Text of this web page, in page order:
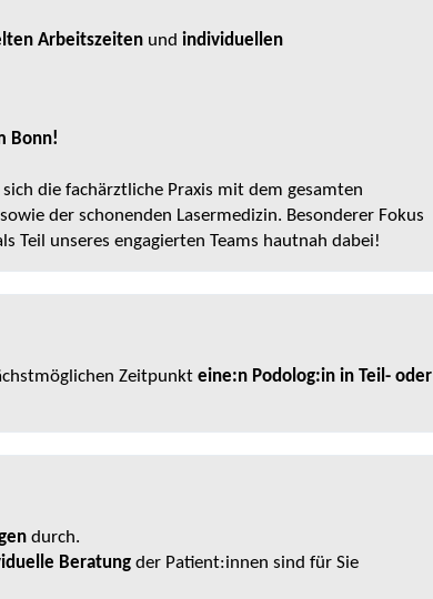
Arbeitszeiten und individuellen
Bonn!
die fachärztliche Praxis mit dem gesamten
der schonenden Lasermedizin. Besonderer Fokus
Teil unseres engagierten Teams hautnah dabei!
Zeitpunkt eine:n Podolog:in in Teil- oder
durch.
Beratung der Patient:innen sind für Sie